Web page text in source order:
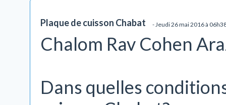
Plaque de cuisson Chabat - Jeudi 26 mai 2016 à
Chalom Rav Cohen
Dans quelles